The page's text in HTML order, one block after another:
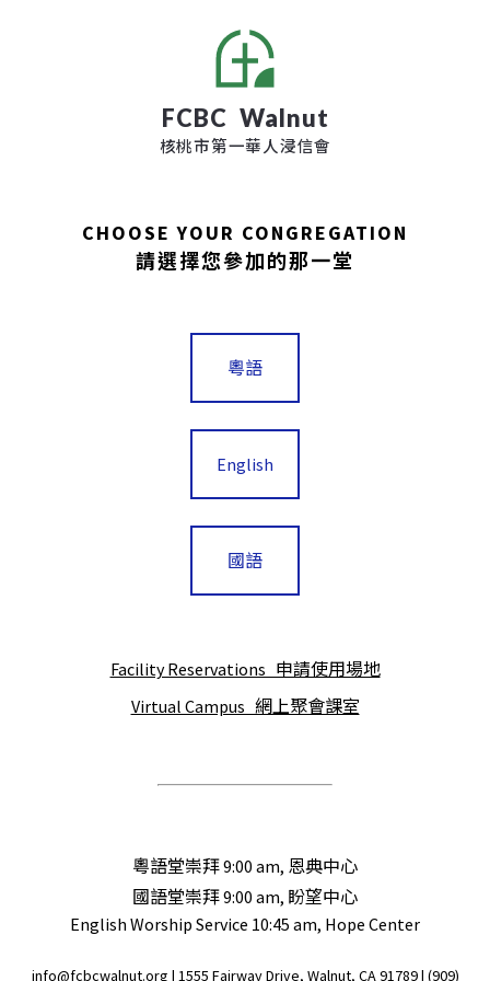
FCBC Walnut
核桃市第一華人浸信會
CHOOSE YOUR CONGREGATION
請選擇您參加的那一堂
粵語
English
國語
Facility Reservations 申請使用場地
Virtual Campus 網上聚會課室
粵語堂崇拜 9:00 am, 恩典中心
國語堂崇拜 9:00 am, 盼望中心
English Worship Service 10:45 am, Hope Center
info@fcbcwalnut.org | 1555 Fairway Drive, Walnut, CA 91789 | (909)